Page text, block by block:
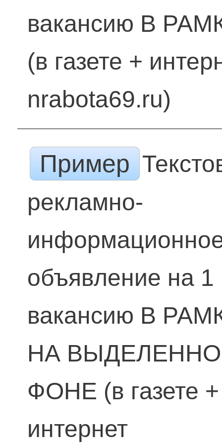
вакансию В
(в газете +
nrabota69.ru)
Пример
рекламно-
объявление на 1
вакансию В
НА
ФОНЕ (в газете +
интернет